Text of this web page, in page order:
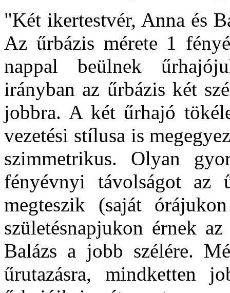
"Két ikertestvér, Anna és
Az űrbázis mérete 1
nappal beülnek
irányban az űrbázis két
jobbra. A két űrhajó
vezetési stílusa is
szimmetrikus. Olyan
fényévnyi távolságot az
megteszik (saját
születésnapjukon érnek
Balázs a jobb szélére.
űrutazásra, mindketten